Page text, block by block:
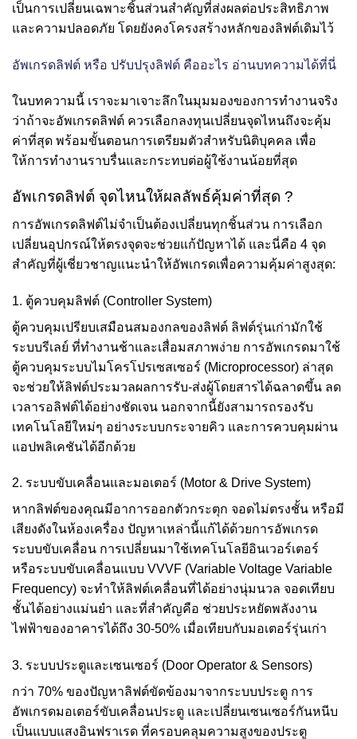
เป็นการเปลี่ยนเฉพาะชิ้นส่วนสำคัญที่ส่งผลต่อประสิทธิภาพ
และความปลอดภัย โดยยังคงโครงสร้างหลักของลิฟต์เดิมไว้
อัพเกรดลิฟต์ หรือ ปรับปรุงลิฟต์ คืออะไร อ่านบทความได้ที่นี่
ในบทความนี้ เราจะมาเจาะลึกในมุมมองของการทำงานจริง
ว่าถ้าจะอัพเกรดลิฟต์ ควรเลือกลงทุนเปลี่ยนจุดไหนถึงจะคุ้ม
ค่าที่สุด พร้อมขั้นตอนการเตรียมตัวสำหรับนิติบุคคล เพื่อ
ให้การทำงานราบรื่นและกระทบต่อผู้ใช้งานน้อยที่สุด
อัพเกรดลิฟต์ จุดไหนให้ผลลัพธ์คุ้มค่าที่สุด ?
การอัพเกรดลิฟต์ไม่จำเป็นต้องเปลี่ยนทุกชิ้นส่วน การเลือก
เปลี่ยนอุปกรณ์ให้ตรงจุดจะช่วยแก้ปัญหาได้ และนี่คือ 4 จุด
สำคัญที่ผู้เชี่ยวชาญแนะนำให้อัพเกรดเพื่อความคุ้มค่าสูงสุด:
1. ตู้ควบคุมลิฟต์ (Controller System)
ตู้ควบคุมเปรียบเสมือนสมองกลของลิฟต์ ลิฟต์รุ่นเก่ามักใช้
ระบบรีเลย์ ที่ทำงานช้าและเสื่อมสภาพง่าย การอัพเกรดมาใช้
ตู้ควบคุมระบบไมโครโปรเซสเซอร์ (Microprocessor) ล่าสุด
จะช่วยให้ลิฟต์ประมวลผลการรับ-ส่งผู้โดยสารได้ฉลาดขึ้น ลด
เวลารอลิฟต์ได้อย่างชัดเจน นอกจากนี้ยังสามารถรองรับ
เทคโนโลยีใหม่ๆ อย่างระบบกระจายคิว และการควบคุมผ่าน
แอปพลิเคชันได้อีกด้วย
2. ระบบขับเคลื่อนและมอเตอร์ (Motor & Drive System)
หากลิฟต์ของคุณมีอาการออกตัวกระตุก จอดไม่ตรงชั้น หรือมี
เสียงดังในห้องเครื่อง ปัญหาเหล่านี้แก้ได้ด้วยการอัพเกรด
ระบบขับเคลื่อน การเปลี่ยนมาใช้เทคโนโลยีอินเวอร์เตอร์
หรือระบบขับเคลื่อนแบบ VVVF (Variable Voltage Variable
Frequency) จะทำให้ลิฟต์เคลื่อนที่ได้อย่างนุ่มนวล จอดเทียบ
ชั้นได้อย่างแม่นยำ และที่สำคัญคือ ช่วยประหยัดพลังงาน
ไฟฟ้าของอาคารได้ถึง 30-50% เมื่อเทียบกับมอเตอร์รุ่นเก่า
3. ระบบประตูและเซนเซอร์ (Door Operator & Sensors)
กว่า 70% ของปัญหาลิฟต์ขัดข้องมาจากระบบประตู การ
อัพเกรดมอเตอร์ขับเคลื่อนประตู และเปลี่ยนเซนเซอร์กันหนีบ
เป็นแบบแสงอินฟราเรด ที่ครอบคลุมความสูงของประตู